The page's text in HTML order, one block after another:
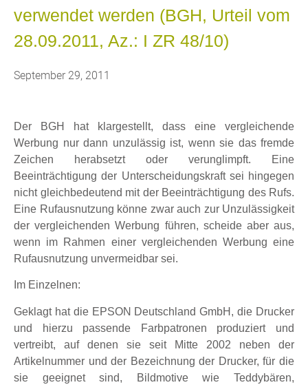
verwendet werden (BGH, Urteil vom
28.09.2011, Az.: I ZR 48/10)
September 29, 2011
Der BGH hat klargestellt, dass eine vergleichende
Werbung nur dann unzulässig ist, wenn sie das fremde
Zeichen herabsetzt oder verunglimpft. Eine
Beeinträchtigung der Unterscheidungskraft sei hingegen
nicht gleichbedeutend mit der Beeinträchtigung des Rufs.
Eine Rufausnutzung könne zwar auch zur Unzulässigkeit
der vergleichenden Werbung führen, scheide aber aus,
wenn im Rahmen einer vergleichenden Werbung eine
Rufausnutzung unvermeidbar sei.
Im Einzelnen:
Geklagt hat die EPSON Deutschland GmbH, die Drucker
und hierzu passende Farbpatronen produziert und
vertreibt, auf denen sie seit Mitte 2002 neben der
Artikelnummer und der Bezeichnung der Drucker, für die
sie geeignet sind, Bildmotive wie Teddybären,